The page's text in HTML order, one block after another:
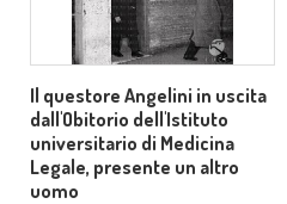
Il questore Angelini in uscita
dall'Obitorio dell'Istituto
universitario di Medicina
Legale, presente un altro
uomo